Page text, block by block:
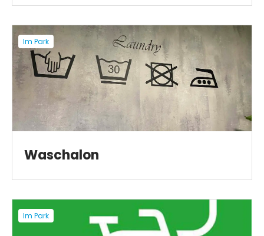
Im Park
Waschalon
Im Park